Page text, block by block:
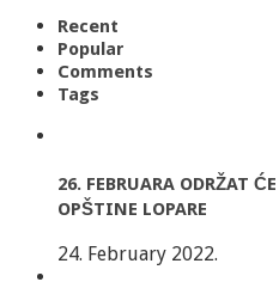
Recent
Popular
Comments
Tags
26. FEBRUARA ODRŽAT
OPŠTINE LOPARE
24. February 2022.